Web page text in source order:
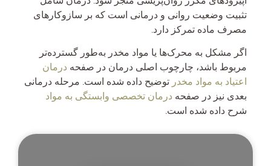
تثبیت وضعیت روانی و درمانی است که بر سازوکارهای
مصرف ماده تمرکز دارد.
اگر مشکل به محرک‌ها یا مواد مخدر به‌طور گسترده‌تر
مربوط باشد، چارچوب اصلی درمان در صفحه درمان
اعتیاد به مواد مخدرتوضیح داده شده است. مرحله درمانی
بعدی نیز در صفحه درمان تخصصی وابستگی به مواد
شرح داده شده است.